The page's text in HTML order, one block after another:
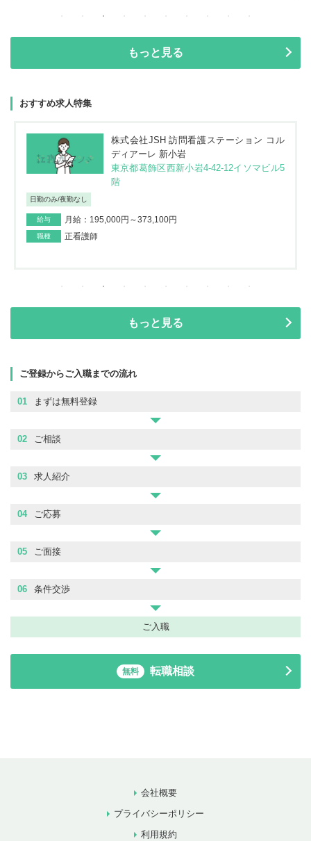
もっと見る
おすすめ求人特集
株式会社JSH 訪問看護ステーション コル
ディアーレ 新小岩
東京都葛飾区西新小岩4-42-12イソマビル5
階
日勤のみ/夜勤なし
給与 月給：195,000円～373,100円
職種 正看護師
もっと見る
ご登録からご入職までの流れ
01 まずは無料登録
02 ご相談
03 求人紹介
04 ご応募
05 ご面接
06 条件交渉
ご入職
無料 転職相談
会社概要
プライバシーポリシー
利用規約